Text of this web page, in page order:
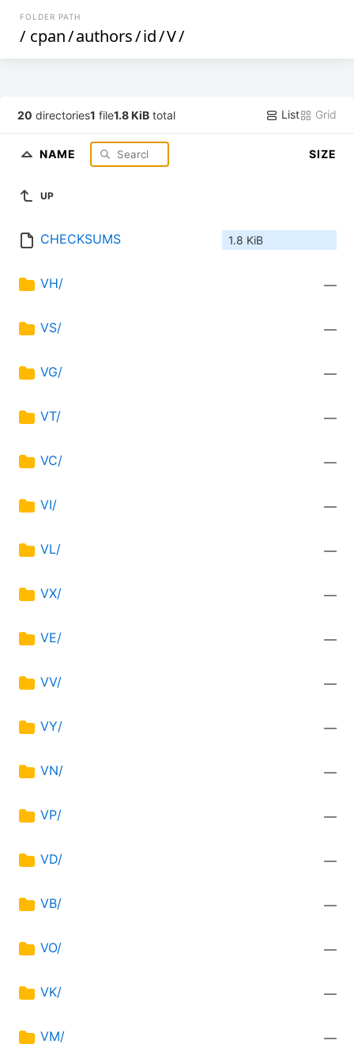
FOLDER PATH
/ cpan/authors/id/V/
20 directories1 file1.8 KiB total List Grid
NAME SIZE
UP
CHECKSUMS 1.8 KiB
VH/ —
VS/ —
VG/ —
VT/ —
VC/ —
VI/ —
VL/ —
VX/ —
VE/ —
VV/ —
VY/ —
VN/ —
VP/ —
VD/ —
VB/ —
VO/ —
VK/ —
VM/ —